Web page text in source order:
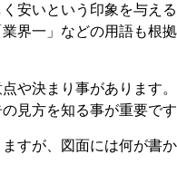
安いという印象を与え
界一」などの用語も根
や決まり事があります。
見方を知る事が重要です
すが、図面には何が書